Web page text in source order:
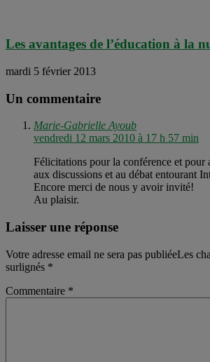
Les avantages de l’éducation à la
mardi 5 février 2013
Un commentaire
Marie-Gabrielle Ayoub
vendredi 12 mars 2010 à 17 h 57 min
Félicitations pour la conférence et
aux discussions et au débat entourant
Encore merci de nous y avoir invité!
Au plaisir.
Laisser une réponse
Votre adresse email ne sera pas publiéeLes
surlignés *
Commentaire *